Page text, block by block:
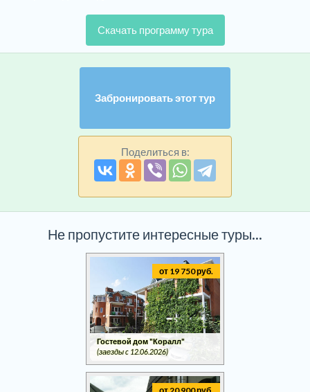
Скачать программу тура
Забронировать этот тур
Поделиться в:
Не пропустите интересные туры...
от 19 750 руб.
Гостевой дом "Коралл"
(заезды c 12.06.2026)